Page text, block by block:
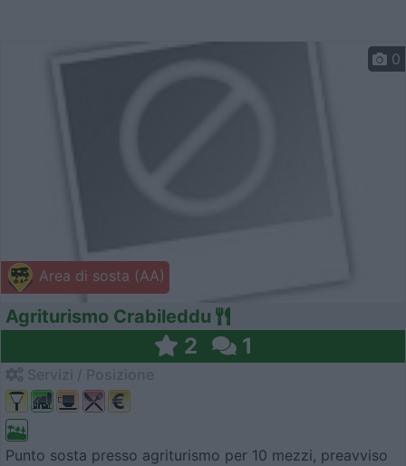
Area di sosta (AA)
0
Agriturismo Crabileddu
2 1
Punto sosta presso agriturismo per 10 mezzi, preavviso